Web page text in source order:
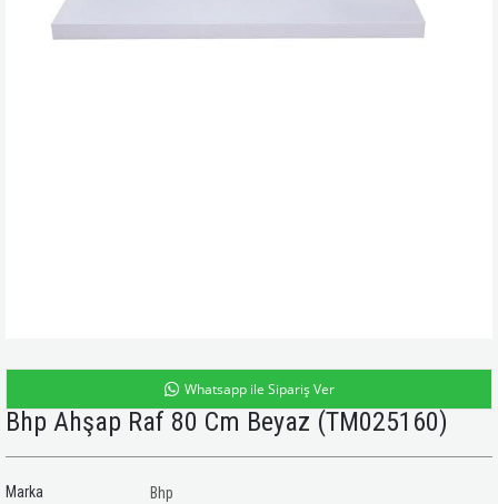
Whatsapp ile Sipariş Ver
Bhp Ahşap Raf 80 Cm Beyaz (TM025160)
Marka Bhp